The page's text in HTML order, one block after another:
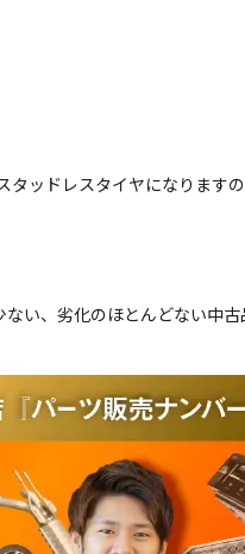
ッドレスタイヤになります
ない、劣化のほとんどない中古